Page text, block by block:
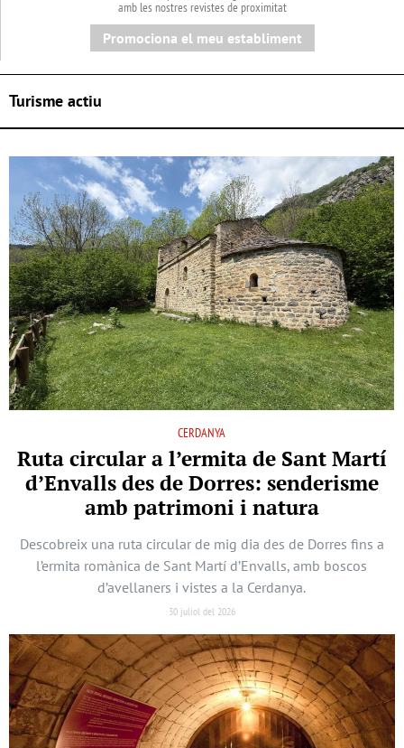
amb les nostres revistes de proximitat
Promociona el meu establiment
Turisme actiu
CERDANYA
Ruta circular a l’ermita de Sant Martí
d’Envalls des de Dorres: senderisme
amb patrimoni i natura
Descobreix una ruta circular de mig dia des de Dorres fins a
l’ermita romànica de Sant Martí d’Envalls, amb boscos
d’avellaners i vistes a la Cerdanya.
30 juliol del 2026